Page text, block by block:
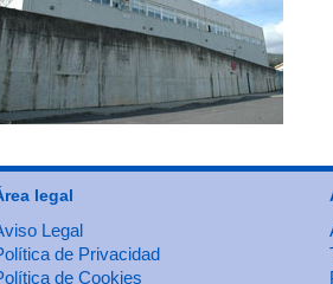
legal
Legal
de Privacidad
de Cookies